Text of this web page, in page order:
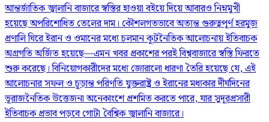
আন্তর্জাতিক জ্বালানি বাজারে স্বস্তির হাওয়া বইয়ে দিয়ে আবারও নিম্নমুখী
হয়েছে অপরিশোধিত তেলের দাম। কৌশলগতভাবে অত্যন্ত গুরুত্বপূর্ণ হরমুজ
প্রণালি ঘিরে ইরান ও ওমানের মধ্যে চলমান কূটনৈতিক আলোচনায় ইতিবাচক
অগ্রগতি অর্জিত হয়েছে—এমন খবর প্রকাশের পরই বিশ্ববাজারে স্বস্তি ফিরতে
শুরু করেছে। বিনিয়োগকারীদের মধ্যে জোরালো ধারণা তৈরি হয়েছে যে, এই
আলোচনার সফল ও চূড়ান্ত পরিণতি যুক্তরাষ্ট্র ও ইরানের মধ্যকার দীর্ঘদিনের
ভূরাজনৈতিক উত্তেজনা অনেকাংশে প্রশমিত করতে পারে, যার সুদূরপ্রসারী
ইতিবাচক প্রভাব পড়বে গোটা বৈশ্বিক জ্বালানি বাজারে।